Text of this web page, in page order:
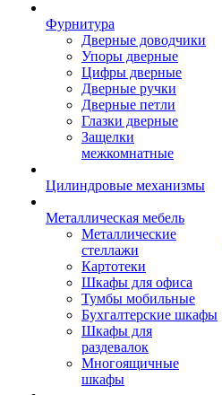
Фурнитура
Дверные доводчики
Упоры дверные
Цифры дверные
Дверные ручки
Дверные петли
Глазки дверные
Защелки
межкомнатные
Цилиндровые механизмы
Металлическая мебель
Металлические
стеллажи
Картотеки
Шкафы для офиса
Тумбы мобильные
Бухгалтерские шкафы
Шкафы для
раздевалок
Многоящичные
шкафы